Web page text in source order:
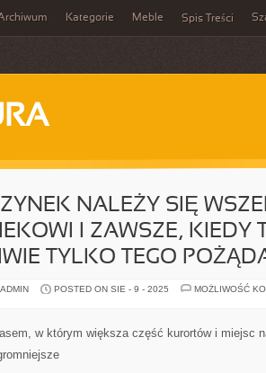
Kategorie Meble Spis Treści
NALEŻY SIĘ
I ZAWSZE, KIEDY
TYLKO TEGO
POSTED ON SIE - 9 - 2025
MOŻLIWOŚĆ
w którym większa część kurortów i miejsc